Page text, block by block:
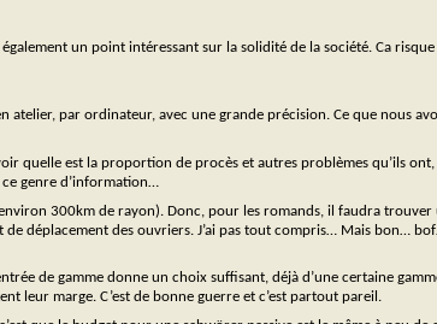
un point intéressant sur la solidité de la société. Ca
atelier, par ordinateur, avec une grande précision. Ce que nous
quelle est la proportion de procès et autres problèmes qu’ils
ce genre d’information…
300km de rayon). Donc, pour les romands, il faudra
de déplacement des ouvriers. J’ai pas tout compris… Mais bon…
de gamme donne un choix suffisant, déjà d’une certaine
leur marge. C’est de bonne guerre et c’est partout pareil.